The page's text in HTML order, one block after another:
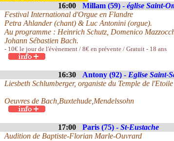
16:00
Millam (59) - église Saint-
Festival International d'Orgue en Flandre
Petra Ahlander (chant) & Luc Antonini (orgue).
Au programme : Heinrich Schutz, Domenico
Johann Sébastien Bach.
- 10€ le jour de l'évènement / 8€ en prévente / Gratuit - 18 ans
16:30 Antony (92) - Eglise Saint-
Liesbeth Schlumberger, organiste du Temple de
Oeuvres de Bach,Buxtehude,Mendelssohn
17:00 Paris (75) - St-Eustache
Audition de Baptiste-Florian Marle-Ouvrard